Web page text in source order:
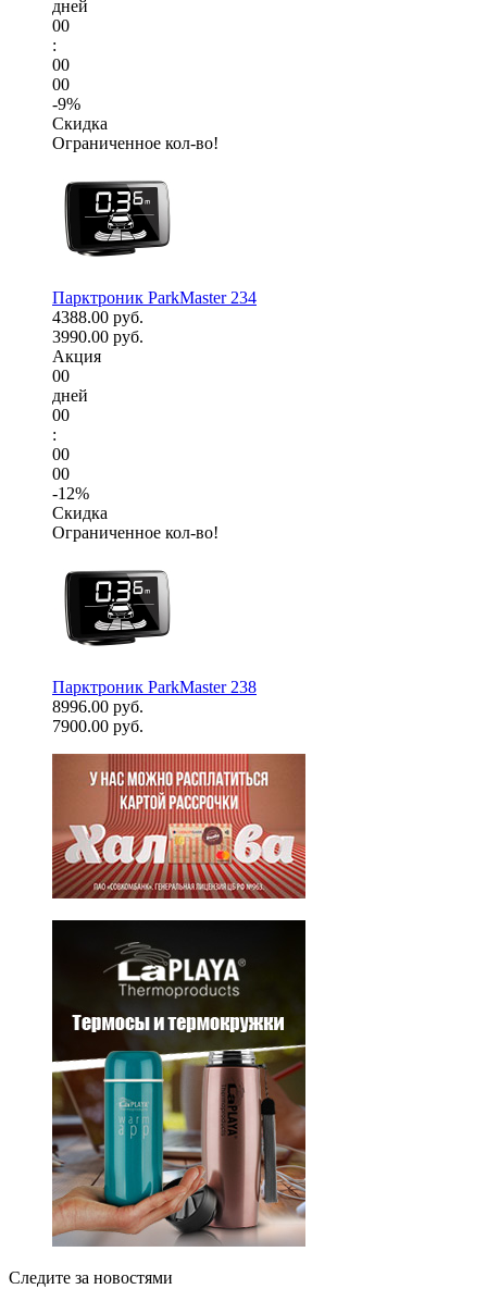
дней
00
:
00
00
-9%
Скидка
Ограниченное кол-во!
Парктроник ParkMaster 234
4388.00 руб.
3990.00 руб.
Акция
00
дней
00
:
00
00
-12%
Скидка
Ограниченное кол-во!
Парктроник ParkMaster 238
8996.00 руб.
7900.00 руб.
Следите за новостями